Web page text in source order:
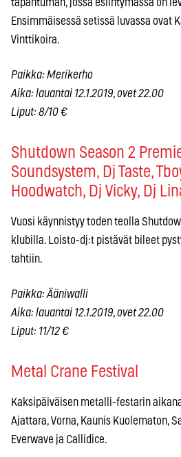
tapahtuman, jossa esiintymässä on
Ensimmäisessä setissä luvassa ovat
Vinttikoira.
Paikka: Merikerho
Aika: lauantai 12.1.2019, ovet 22.00
Liput: 8/10 €
Shutdown Season 2
Soundsystem, Dj Taste,
Hoodwatch, Dj Vicky, Dj
Vuosi käynnistyy toden teolla
klubilla. Loisto-dj:t pistävät bileet
tahtiin.
Paikka: Ääniwalli
Aika: lauantai 12.1.2019, ovet 22.00
Liput: 11/12 €
Metal Crane Festival
Kaksipäiväisen metalli-festarin
Ajattara, Vorna, Kaunis Kuolematon,
Everwave ja Callidice.